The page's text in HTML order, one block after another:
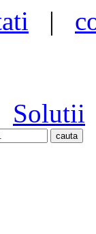
|
Solutii